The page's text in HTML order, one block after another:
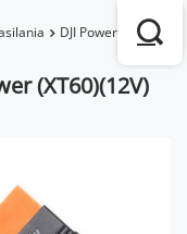
DJI Power 2000
(XT60)(12V)